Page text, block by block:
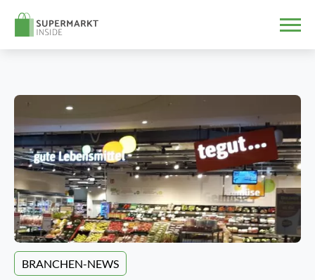
BRANCHEN-NEWS